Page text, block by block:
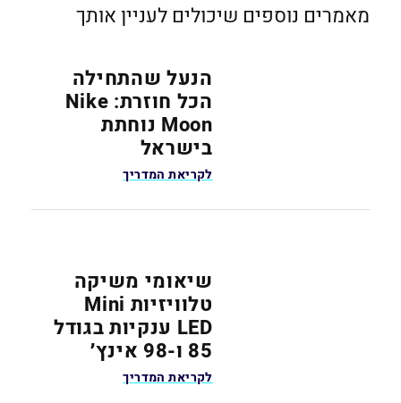
מאמרים נוספים שיכולים לעניין אותך
הנעל שהתחילה
הכל חוזרת: Nike
Moon נוחתת
בישראל
לקריאת המדריך
שיאומי משיקה
טלוויזיות Mini
LED ענקיות בגודל
85 ו-98 אינץ׳
לקריאת המדריך